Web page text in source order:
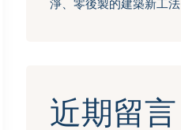
近期留言